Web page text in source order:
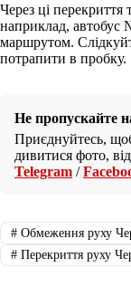
Через ці
наприклад, автобус
маршрутом.
потрапити в пробку.
Не пропускайте
Приєднуйтесь,
дивитися фото,
Telegram /
#Обмеження руху
#Перекриття руху